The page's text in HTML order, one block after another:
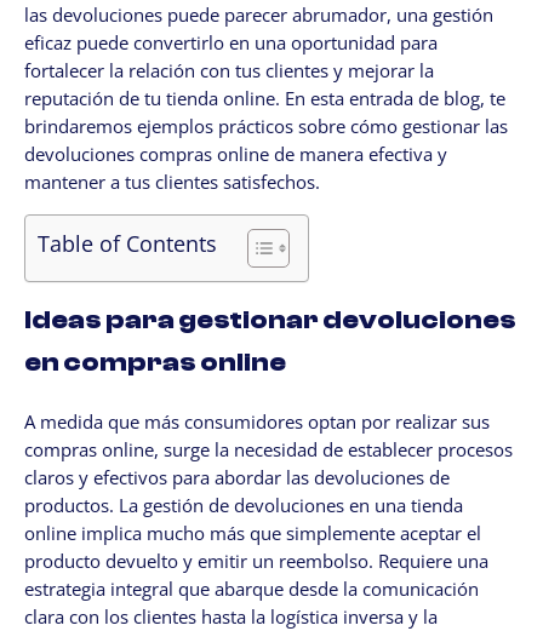
CLIENTES
My Account / Billing
My store login
Schedule a meet
Contact us through WhatsApp!
WhatsApp en Español!
CLOUD MEDIA PRO
Cloud Media Pro
Blog
las devoluciones puede parecer abrumador, una gestión
eficaz puede convertirlo en una oportunidad para
fortalecer la relación con tus clientes y mejorar la
reputación de tu tienda online. En esta entrada de blog, te
brindaremos ejemplos prácticos sobre cómo gestionar las
devoluciones compras online de manera efectiva y
mantener a tus clientes satisfechos.
Table of Contents
Ideas para gestionar devoluciones
en compras online
A medida que más consumidores optan por realizar sus
compras online, surge la necesidad de establecer procesos
claros y efectivos para abordar las devoluciones de
productos. La gestión de devoluciones en una tienda
online implica mucho más que simplemente aceptar el
producto devuelto y emitir un reembolso. Requiere una
estrategia integral que abarque desde la comunicación
clara con los clientes hasta la logística inversa y la